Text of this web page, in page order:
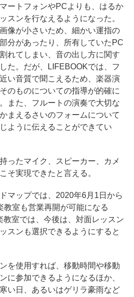
ートフォンやPCよりも、はるか
スンを行なえるようになった。
像が小さいため、細かい運指の
分があったり、所有していたPC
れてしまい、音の出し方に関す
た。だが、LIFEBOOKでは、フ
い音質で聞こえるため、楽器演
のものについての指導が的確に
また、フルートの演奏で大切な
まえるさいのフォームについて
ように伝えることができてい
ったマイク、スピーカー、カメ
そ実現できたと言える。
マップでは、2020年6月1日から
教室も営業再開が可能になる
教室では、今後は、対面レッスン
スンも選択できるようにすると
を使用すれば、移動時間や移動
に参加できるようになるほか、
い日、あるいはゲリラ豪雨など